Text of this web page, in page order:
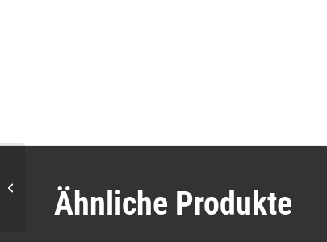
Ähnliche Produkte
Laser Beamer